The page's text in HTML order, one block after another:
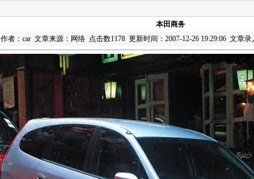
本田商务
作者：car 文章来源：网络 点击数1178 更新时间：2007-12-26 19:29:06 文章